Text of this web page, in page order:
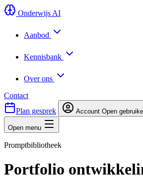
Onderwijs AI
Aanbod
Kennisbank
Over ons
Contact
Plan gesprek
Account Open
Open menu
Promptbibliotheek
Portfolio